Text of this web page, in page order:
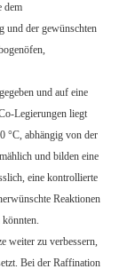
dem
und der gewünschten
und auf eine
Legierungen liegt
°C, abhängig von der
und bilden eine
eine kontrollierte
Reaktionen
weiter zu verbessern,
Bei der Raffination